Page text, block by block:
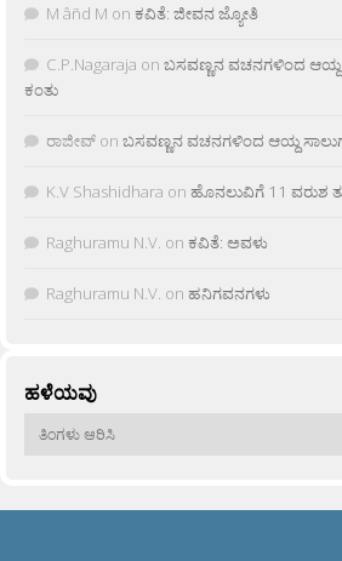
M âñd M on ಕವಿತೆ: ಜೀವನ ಜ್ಯೋತಿ
C.P.Nagaraja on ಬಸವಣ್ಣನ ವಚನಗಳಿಂದ
ಕಂತು
ರಾಜೀವ್ on ಬಸವಣ್ಣನ ವಚನಗಳಿಂದ ಆಯ್ದ
K.V Shashidhara on ಹೊನಲುವಿಗೆ 11 ವರುಶ
Raghuramu N.V. on ಕವಿತೆ: ಅವಳು
Raghuramu N.V. on ಹನಿಗವನಗಳು
ಹಳೆಯವು
ಹಳೆಯವು